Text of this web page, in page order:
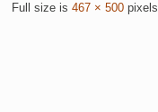
Full size is 467 × 500pixels